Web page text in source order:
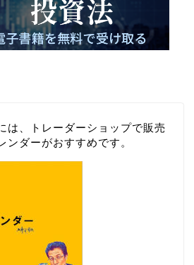
は、トレーダーショップで販売
ンダーがおすすめです。